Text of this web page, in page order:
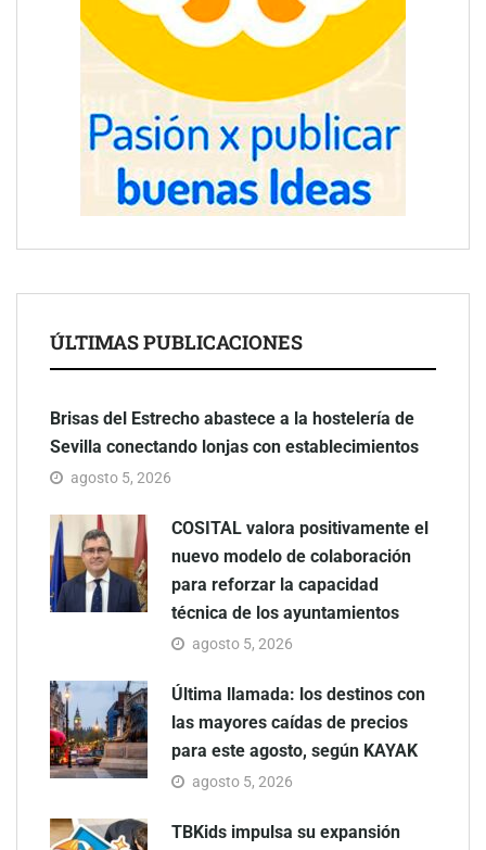
ÚLTIMAS PUBLICACIONES
Brisas del Estrecho abastece a la hostelería de
Sevilla conectando lonjas con establecimientos
agosto 5, 2026
COSITAL valora positivamente el
nuevo modelo de colaboración
para reforzar la capacidad
técnica de los ayuntamientos
agosto 5, 2026
Última llamada: los destinos con
las mayores caídas de precios
para este agosto, según KAYAK
agosto 5, 2026
TBKids impulsa su expansión